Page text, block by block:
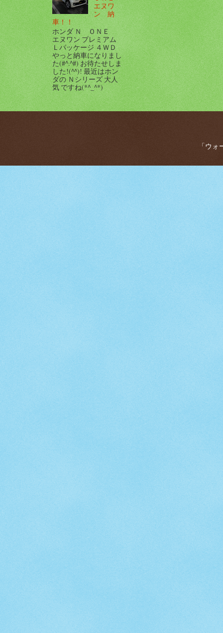
エヌワ
ン 納
車！！
ホンダ Ｎ ＯＮＥ
エヌワン プレミアム
Ｌパッケージ ４ＷＤ
やっと納車になりまし
た(#^.^#) お待たせしま
した!(^^)! 最近はホン
ダの Ｎシリーズ 大人
気 ですね(*^_^*)
「ウ